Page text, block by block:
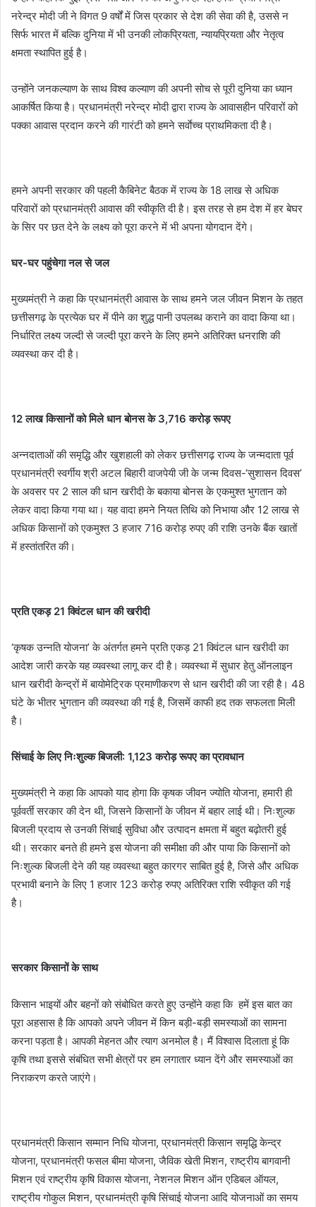
नरेन्द्र मोदी जी ने विगत 9 वर्षों में जिस प्रकार से देश की सेवा की है, उससे न
सिर्फ भारत में बल्कि दुनिया में भी उनकी लोकप्रियता, न्यायप्रियता और नेतृत्व
क्षमता स्थापित हुई है।
उन्होंने जनकल्याण के साथ विश्व कल्याण की अपनी सोच से पूरी दुनिया का ध्यान
आकर्षित किया है। प्रधानमंत्री नरेन्द्र मोदी द्वारा राज्य के आवासहीन परिवारों को
पक्का आवास प्रदान करने की गारंटी को हमने सर्वाेच्च प्राथमिकता दी है।
हमने अपनी सरकार की पहली कैबिनेट बैठक में राज्य के 18 लाख से अधिक
परिवारों को प्रधानमंत्री आवास की स्वीकृति दी है। इस तरह से हम देश में हर बेघर
के सिर पर छत देने के लक्ष्य को पूरा करने में भी अपना योगदान देंगे।
घर-घर पहुंचेगा नल से जल
मुख्यमंत्री ने कहा कि प्रधानमंत्री आवास के साथ हमने जल जीवन मिशन के तहत
छत्तीसगढ़ के प्रत्येक घर में पीने का शुद्ध पानी उपलब्ध कराने का वादा किया था।
निर्धारित लक्ष्य जल्दी से जल्दी पूरा करने के लिए हमने अतिरिक्त धनराशि की
व्यवस्था कर दी है।
12 लाख किसानों को मिले धान बोनस के 3,716 करोड़ रूपए
अन्नदाताओं की समृद्धि और खुशहाली को लेकर छत्तीसगढ़ राज्य के जन्मदाता पूर्व
प्रधानमंत्री स्वर्गीय श्री अटल बिहारी वाजपेयी जी के जन्म दिवस-‘सुशासन दिवस’
के अवसर पर 2 साल की धान खरीदी के बकाया बोनस के एकमुश्त भुगतान को
लेकर वादा किया गया था। यह वादा हमने नियत तिथि को निभाया और 12 लाख से
अधिक किसानों को एकमुश्त 3 हजार 716 करोड़ रुपए की राशि उनके बैंक खातों
में हस्तांतरित की।
प्रति एकड़ 21 क्विंटल धान की खरीदी
‘कृषक उन्नति योजना’ के अंतर्गत हमने प्रति एकड़ 21 क्विंटल धान खरीदी का
आदेश जारी करके यह व्यवस्था लागू कर दी है। व्यवस्था में सुधार हेतु ऑनलाइन
धान खरीदी केन्द्रों में बायोमेट्रिक प्रमाणीकरण से धान खरीदी की जा रही है। 48
घंटे के भीतर भुगतान की व्यवस्था की गई है, जिसमें काफी हद तक सफलता मिली
है।
सिंचाई के लिए निःशुल्क बिजली: 1,123 करोड़ रूपए का प्रावधान
मुख्यमंत्री ने कहा कि आपको याद होगा कि कृषक जीवन ज्योति योजना, हमारी ही
पूर्ववर्ती सरकार की देन थी, जिसने किसानों के जीवन में बहार लाई थी। निःशुल्क
बिजली प्रदाय से उनकी सिंचाई सुविधा और उत्पादन क्षमता में बहुत बढ़ोतरी हुई
थी। सरकार बनते ही हमने इस योजना की समीक्षा की और पाया कि किसानों को
निःशुल्क बिजली देने की यह व्यवस्था बहुत कारगर साबित हुई है, जिसे और अधिक
प्रभावी बनाने के लिए 1 हजार 123 करोड़ रुपए अतिरिक्त राशि स्वीकृत की गई
है।
सरकार किसानों के साथ
किसान भाइयों और बहनों को संबोधित करते हुए उन्होंने कहा कि हमें इस बात का
पूरा अहसास है कि आपको अपने जीवन में किन बड़ी-बड़ी समस्याओं का सामना
करना पड़ता है। आपकी मेहनत और त्याग अनमोल है। मैं विश्वास दिलाता हूं कि
कृषि तथा इससे संबंधित सभी क्षेत्रों पर हम लगातार ध्यान देंगे और समस्याओं का
निराकरण करते जाएंगे।
प्रधानमंत्री किसान सम्मान निधि योजना, प्रधानमंत्री किसान समृद्धि केन्द्र
योजना, प्रधानमंत्री फसल बीमा योजना, जैविक खेती मिशन, राष्ट्रीय बागवानी
मिशन एवं राष्ट्रीय कृषि विकास योजना, नेशनल मिशन ऑन एडिबल ऑयल,
राष्ट्रीय गोकुल मिशन, प्रधानमंत्री कृषि सिंचाई योजना आदि योजनाओं का समय